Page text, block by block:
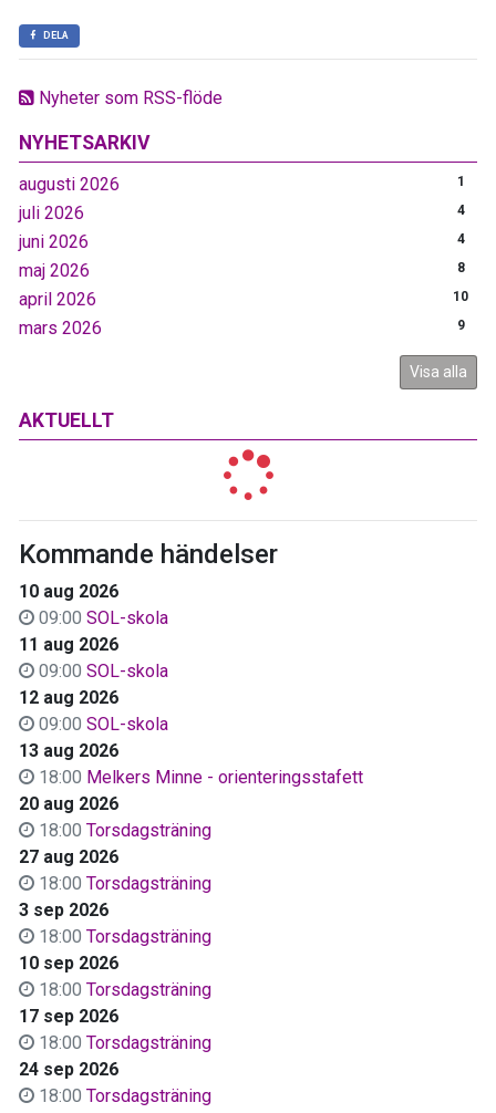
Nyheter som RSS-flöde
NYHETSARKIV
augusti 2026 1
juli 2026 4
juni 2026 4
maj 2026 8
april 2026 10
mars 2026 9
Visa alla
AKTUELLT
Kommande händelser
10 aug 2026
09:00 SOL-skola
11 aug 2026
09:00 SOL-skola
12 aug 2026
09:00 SOL-skola
13 aug 2026
18:00 Melkers Minne - orienteringsstafett
20 aug 2026
18:00 Torsdagsträning
27 aug 2026
18:00 Torsdagsträning
3 sep 2026
18:00 Torsdagsträning
10 sep 2026
18:00 Torsdagsträning
17 sep 2026
18:00 Torsdagsträning
24 sep 2026
18:00 Torsdagsträning
DELA